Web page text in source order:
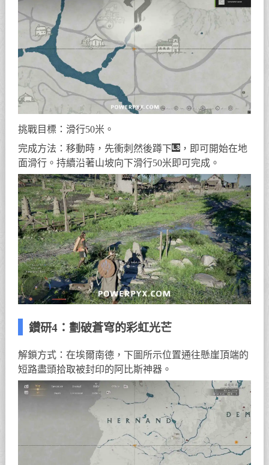
挑戰目標：滑行50米。
完成方法：移動時，先衝刺然後蹲下
，即可開始在地
面滑行。持續沿著山坡向下滑行50米即可完成。
鑽研4：劃破蒼穹的彩虹光芒
解鎖方式：在埃爾南德，下圖所示位置通往懸崖頂端的
短路盡頭拾取被封印的阿比斯神器。